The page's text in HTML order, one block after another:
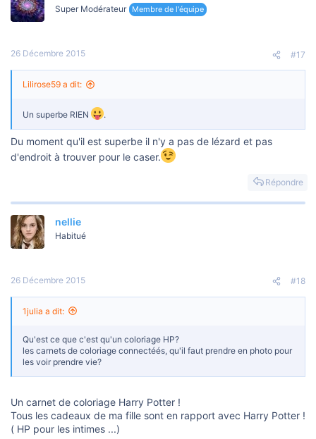
Super Modérateur Membre de l'équipe
26 Décembre 2015 #17
Lilirose59 a dit:
Un superbe RIEN .
Du moment qu'il est superbe il n'y a pas de lézard et pas
d'endroit à trouver pour le caser.
Répondre
nellie
Habitué
26 Décembre 2015 #18
1julia a dit:
Qu'est ce que c'est qu'un coloriage HP?
les carnets de coloriage connectéés, qu'il faut prendre en photo pour
les voir prendre vie?
Un carnet de coloriage Harry Potter !
Tous les cadeaux de ma fille sont en rapport avec Harry Potter !
( HP pour les intimes ...)